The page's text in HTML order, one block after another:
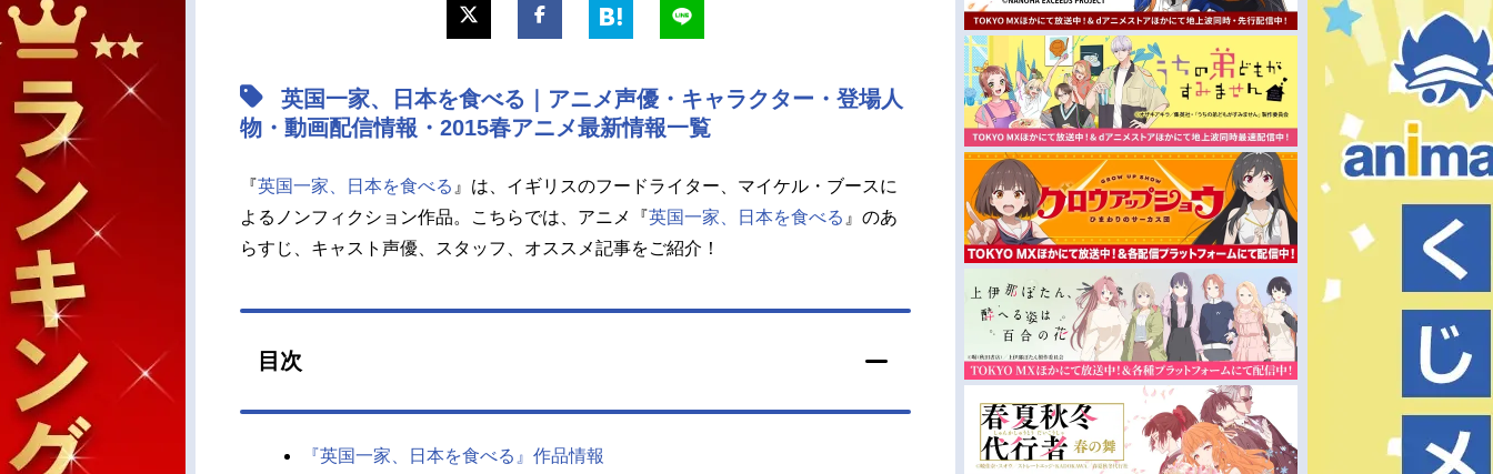
声優記事一覧
アニメ映画一覧
男性声優/女性声優一覧
今期アニメ曜日別一覧
夏アニメ
秋アニメ
冬アニメ
英国一家、日本を食べる｜アニメ声優・キャラクター・登場人
物・動画配信情報・2015春アニメ最新情報一覧
『英国一家、日本を食べる 』は、イギリスのフードライター、マイケル・ブースに
よるノンフィクション作品。こちらでは、アニメ『英国一家、日本を食べる 』のあ
らすじ、キャスト声優、スタッフ、オススメ記事をご紹介！
目次
『英国一家、日本を食べる』作品情報